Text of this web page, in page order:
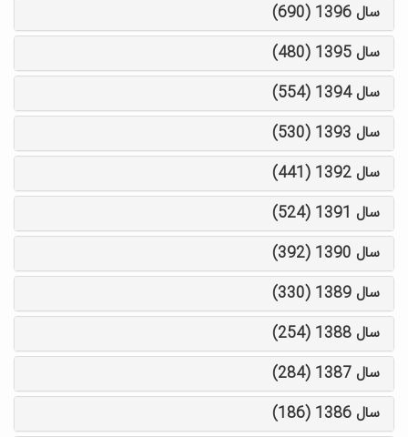
سال 1396 (690)
سال 1395 (480)
سال 1394 (554)
سال 1393 (530)
سال 1392 (441)
سال 1391 (524)
سال 1390 (392)
سال 1389 (330)
سال 1388 (254)
سال 1387 (284)
سال 1386 (186)